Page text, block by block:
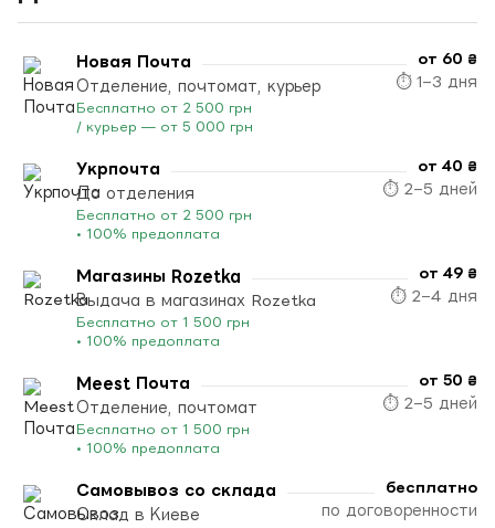
Новая Почта
Отделение, почтомат, курьер
Бесплатно от 2 500 грн
/ курьер — от 5 000 грн
от 60 ₴
⏱ 1–3 дня
Укрпочта
До отделения
Бесплатно от 2 500 грн
• 100% предоплата
от 40 ₴
⏱ 2–5 дней
Магазины Rozetka
Выдача в магазинах Rozetka
Бесплатно от 1 500 грн
• 100% предоплата
от 49 ₴
⏱ 2–4 дня
Meest Почта
Отделение, почтомат
Бесплатно от 1 500 грн
• 100% предоплата
от 50 ₴
⏱ 2–5 дней
Самовывоз со склада
Склад в Киеве
бесплатно
по договоренности